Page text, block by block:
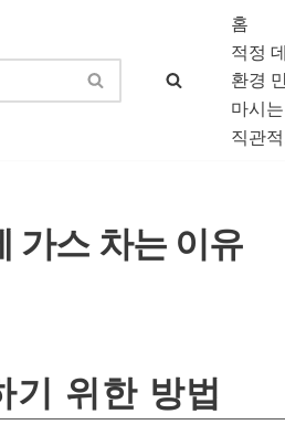
홈
적정
환경
마시
직관
가스 차는 이유
기 위한 방법